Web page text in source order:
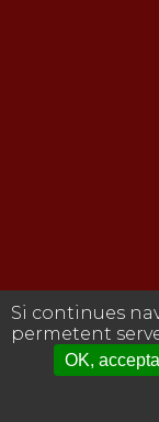
Si continues
permetent
OK,